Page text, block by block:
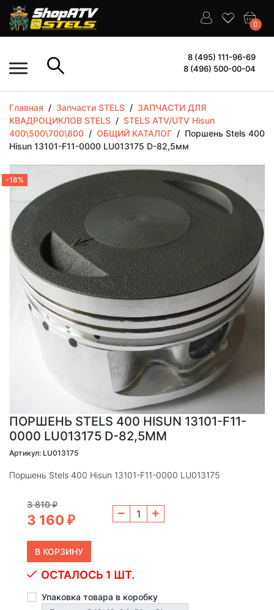
0
8 (495) 111-96-69
8 (496) 500-00-04
Главная / Запчасти STELS / ЗАПЧАСТИ ДЛЯ
КВАДРОЦИКЛОВ STELS / STELS ATV/UTV Hisun
400\500\700\800 / ОБЩИЙ КАТАЛОГ / Поршень Stels 400
Hisun 13101-F11-0000 LU013175 D-82,5мм
-18%
ПОРШЕНЬ STELS 400 HISUN 13101-F11-
0000 LU013175 D-82,5ММ
Артикул: LU013175
Поршень Stels 400 Hisun 13101-F11-0000 LU013175
3 810₽
3 160 ₽
ОСТАЛОСЬ 1 ШТ.
Упаковка товара в коробку